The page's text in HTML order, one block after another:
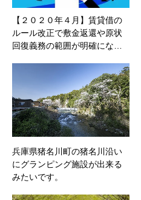
【２０２０年４月】賃貸借の
ルール改正で敷金返還や原状
回復義務の範囲が明確にな…
兵庫県猪名川町の猪名川沿い
にグランピング施設が出来る
みたいです。